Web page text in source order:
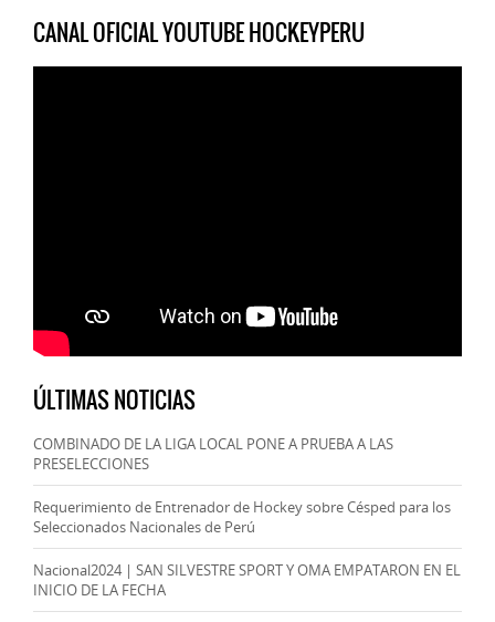
CANAL OFICIAL YOUTUBE HOCKEYPERU
ÚLTIMAS NOTICIAS
COMBINADO DE LA LIGA LOCAL PONE A PRUEBA A LAS
PRESELECCIONES
Requerimiento de Entrenador de Hockey sobre Césped para los
Seleccionados Nacionales de Perú
Nacional2024 | SAN SILVESTRE SPORT Y OMA EMPATARON EN EL
INICIO DE LA FECHA